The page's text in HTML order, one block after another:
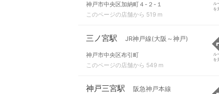
神戸市中央区加納町４-２-１
このページの店舗から 519 m
ル
を
三ノ宮駅 JR神戸線(大阪～神戸)
神戸市中央区布引町
このページの店舗から 549 m
ル
を
神戸三宮駅 阪急神戸本線